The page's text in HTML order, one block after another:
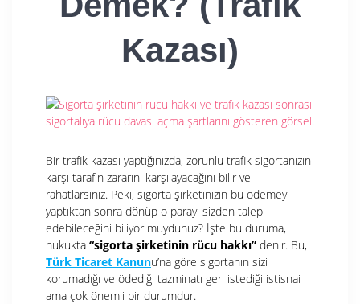
Kazası)
Bir trafik kazası yaptığınızda, zorunlu trafik sigortanızın
karşı tarafın zararını karşılayacağını bilir ve
rahatlarsınız. Peki, sigorta şirketinizin bu ödemeyi
yaptıktan sonra dönüp o parayı sizden talep
edebileceğini biliyor muydunuz? İşte bu duruma,
hukukta “sigorta şirketinin rücu hakkı” denir. Bu,
Türk Ticaret Kanunu’na göre sigortanın sizi
korumadığı ve ödediği tazminatı geri istediği istisnai
ama çok önemli bir durumdur.